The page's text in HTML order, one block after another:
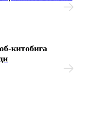
китобига